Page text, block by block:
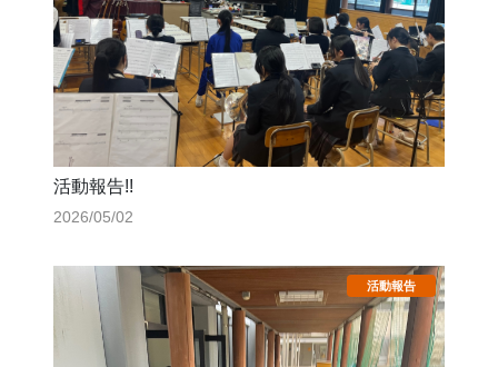
活動報告!!
2026/05/02